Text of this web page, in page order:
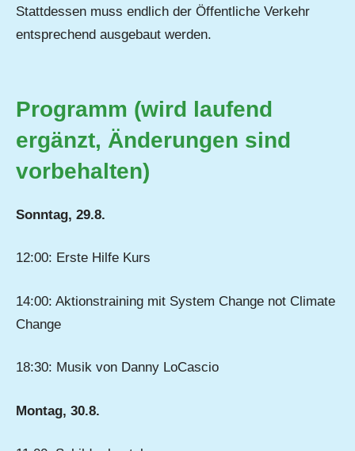
Stattdessen muss endlich der Öffentliche Verkehr
entsprechend ausgebaut werden.
Programm (wird laufend
ergänzt, Änderungen sind
vorbehalten)
Sonntag, 29.8.
12:00: Erste Hilfe Kurs
14:00: Aktionstraining mit System Change not Climate
Change
18:30: Musik von Danny LoCascio
Montag, 30.8.